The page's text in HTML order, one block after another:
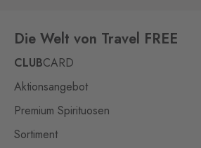
Die Welt von Travel FREE
CLUBCARD
Aktionsangebot
Premium Spirituosen
Sortiment